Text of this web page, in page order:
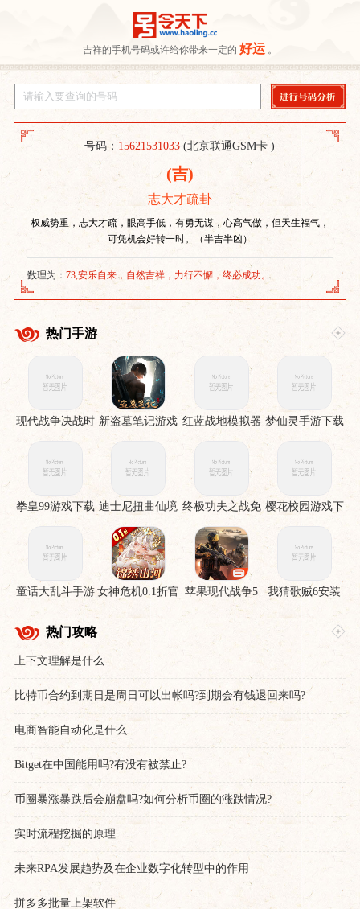
吉祥的手机号码或许给你带来一定的 好运 。
号码： 15621531033 (北京联通GSM卡 )
(吉)
志大才疏卦
权威势重，志大才疏，眼高手低，有勇无谋，心高气傲，但天生福气，
可凭机会好转一时。（半吉半凶）
数理为：73,安乐自来，自然吉祥，力行不懈，终必成功。
热门手游
现代战争决战时
刻手机版
新盗墓笔记游戏 红蓝战地模拟器
手游
梦仙灵手游下载
拳皇99游戏下载 迪士尼扭曲仙境 终极功夫之战免
费版
樱花校园游戏下
童话大乱斗手游 女神危机0.1折官 苹果现代战争5
眩晕风暴破解直
裝版
我猜歌贼6安装
热门攻略
上下文理解是什么
比特币合约到期日是周日可以出帐吗?到期会有钱退回来吗?
电商智能自动化是什么
Bitget在中国能用吗?有没有被禁止?
币圈暴涨暴跌后会崩盘吗?如何分析币圈的涨跌情况?
实时流程挖掘的原理
未来RPA发展趋势及在企业数字化转型中的作用
拼多多批量上架软件